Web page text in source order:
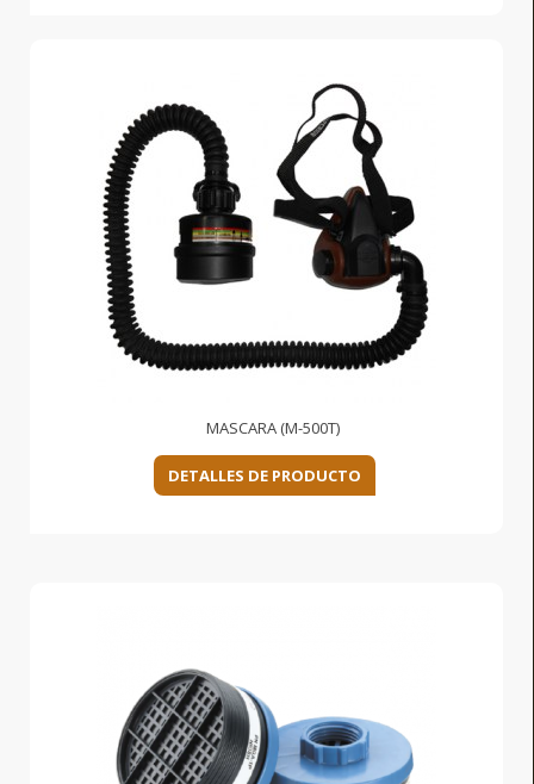
MASCARA (M-500T)
DETALLES DE PRODUCTO